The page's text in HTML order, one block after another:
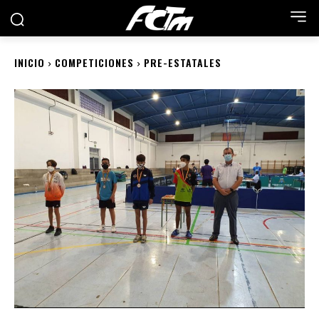
INICIO COMPETICIONES PRE-ESTATALES